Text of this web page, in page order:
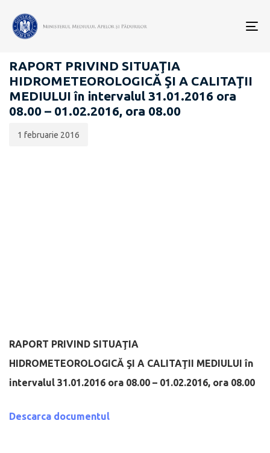
RAPOARTE ZILNICE STAREA MEDIULUI
RAPORT PRIVIND SITUAŢIA
HIDROMETEOROLOGICĂ ŞI A CALITAŢII
MEDIULUI în intervalul 31.01.2016 ora
08.00 – 01.02.2016, ora 08.00
publicării:
1 februarie 2016
RAPORT PRIVIND SITUAŢIA
HIDROMETEOROLOGICĂ ŞI A CALITAŢII MEDIULUI în
intervalul 31.01.2016 ora 08.00 – 01.02.2016, ora 08.00
Descarca documentul